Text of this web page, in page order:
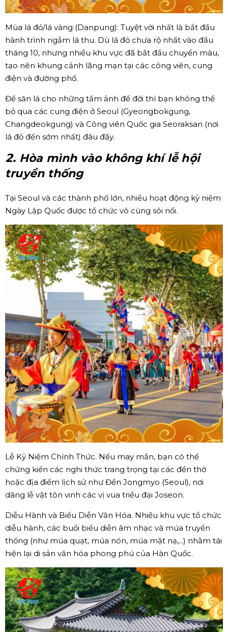
Mùa lá đỏ/lá vàng (Danpung): Tuyệt vời nhất là bắt đầu
hành trình ngắm lá thu. Dù lá đỏ chưa rộ nhất vào đầu
tháng 10, nhưng nhiều khu vực đã bắt đầu chuyển màu,
tạo nên khung cảnh lãng mạn tại các công viên, cung
điện và đường phố.
Để săn lá cho những tấm ảnh để đời thì bạn không thể
bỏ qua các cung điện ở Seoul (Gyeongbokgung,
Changdeokgung) và Công viên Quốc gia Seoraksan (nơi
lá đỏ đến sớm nhất) đâu đấy.
𝟮. Hòa mình vào không khí lễ hội
truyền thống
Tại Seoul và các thành phố lớn, nhiều hoạt động kỷ niệm
Ngày Lập Quốc được tổ chức vô cùng sôi nổi.
Lễ Kỷ Niệm Chính Thức. Nếu may mắn, bạn có thể
chứng kiến các nghi thức trang trọng tại các đền thờ
hoặc địa điểm lịch sử như Đền Jongmyo (Seoul), nơi
dâng lễ vật tôn vinh các vị vua triều đại Joseon.
Diễu Hành và Biểu Diễn Văn Hóa. Nhiều khu vực tổ chức
diễu hành, các buổi biểu diễn âm nhạc và múa truyền
thống (như múa quạt, múa nón, múa mặt nạ,...) nhằm tái
hiện lại di sản văn hóa phong phú của Hàn Quốc.